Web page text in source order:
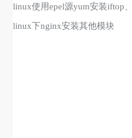
linux使用epel源yum安装iftop
linux下nginx安装其他模块